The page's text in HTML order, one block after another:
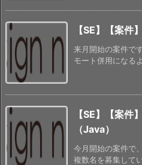
【SE】【案件
来月開始の案件で
モート併用になる
【SE】【案件
（Java）
今月開始の案件で
複数名を募集して